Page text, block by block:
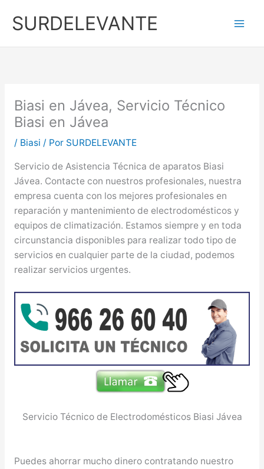
SURDELEVANTE
Biasi en Jávea, Servicio Técnico
Biasi en Jávea
/ Biasi / Por SURDELEVANTE
Servicio de Asistencia Técnica de aparatos Biasi
Jávea. Contacte con nuestros profesionales, nuestra
empresa cuenta con los mejores profesionales en
reparación y mantenimiento de electrodomésticos y
equipos de climatización. Estamos siempre y en toda
circunstancia disponibles para realizar todo tipo de
servicios en cualquier parte de la ciudad, podemos
realizar servicios urgentes.
Servicio Técnico de Electrodomésticos Biasi Jávea
Puedes ahorrar mucho dinero contratando nuestro